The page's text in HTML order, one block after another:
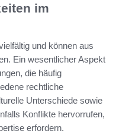
im
und können aus
Ein wesentlicher Aspekt
die häufig
rechtliche
Unterschiede sowie
Konflikte hervorrufen,
erfordern.